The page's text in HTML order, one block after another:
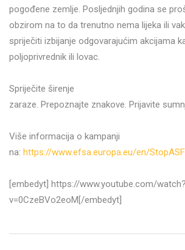
pogođene zemlje. Posljednjih godina se
obzirom na to da trenutno nema lijeka ili
spriječiti izbijanje odgovarajućim akcijama
poljoprivrednik ili lovac.
Spriječite širenje
zaraze. Prepoznajte znakove. Prijavite
Više informacija o kampanji
na: https://www.efsa.europa.eu/en/
[embedyt] https://www.youtube.com/watch?
v=0CzeBVo2eoM[/embedyt]